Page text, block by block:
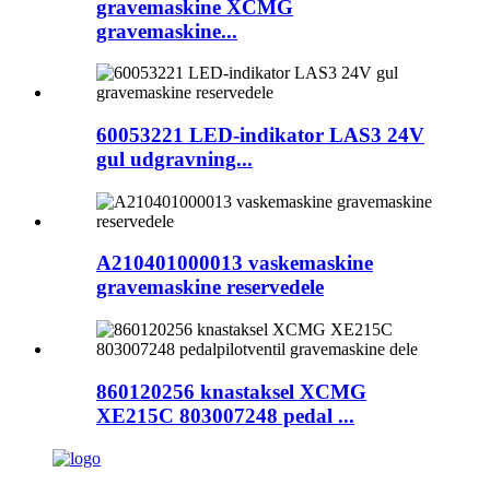
gravemaskine XCMG
gravemaskine...
60053221 LED-indikator LAS3 24V
gul udgravning...
A210401000013 vaskemaskine
gravemaskine reservedele
860120256 knastaksel XCMG
XE215C 803007248 pedal ...